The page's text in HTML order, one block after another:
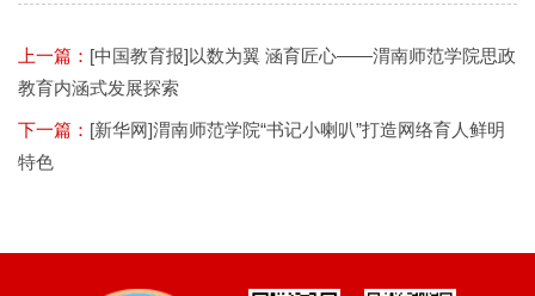
上一篇： [中国教育报]以数为翼 涵育匠心——渭南师范学院思政
教育内涵式发展探索
下一篇： [新华网]渭南师范学院“书记小喇叭”打造网络育人鲜明
特色